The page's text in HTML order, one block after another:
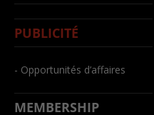
PUBLICITÉ
- Opportunités d’affaires
MEMBERSHIP